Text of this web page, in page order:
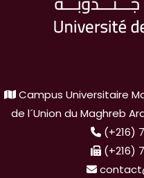
Campus Universitaire
de l´Union du Maghreb
(+216)
(+216)